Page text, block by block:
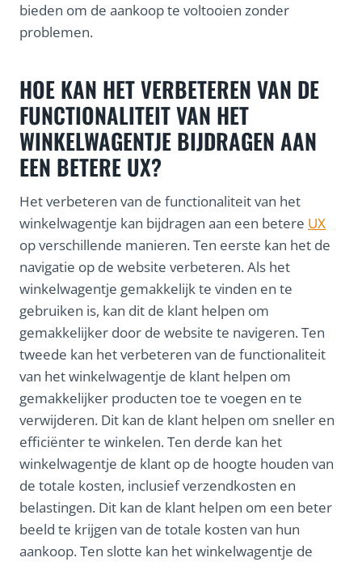
bieden om de aankoop te voltooien zonder
problemen.
HOE KAN HET VERBETEREN VAN DE
FUNCTIONALITEIT VAN HET
WINKELWAGENTJE BIJDRAGEN AAN
EEN BETERE UX?
Het verbeteren van de functionaliteit van het
winkelwagentje kan bijdragen aan een betere UX
op verschillende manieren. Ten eerste kan het de
navigatie op de website verbeteren. Als het
winkelwagentje gemakkelijk te vinden en te
gebruiken is, kan dit de klant helpen om
gemakkelijker door de website te navigeren. Ten
tweede kan het verbeteren van de functionaliteit
van het winkelwagentje de klant helpen om
gemakkelijker producten toe te voegen en te
verwijderen. Dit kan de klant helpen om sneller en
efficiënter te winkelen. Ten derde kan het
winkelwagentje de klant op de hoogte houden van
de totale kosten, inclusief verzendkosten en
belastingen. Dit kan de klant helpen om een beter
beeld te krijgen van de totale kosten van hun
aankoop. Ten slotte kan het winkelwagentje de